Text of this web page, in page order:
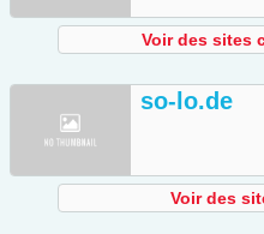
Voir des sites
so-lo.de
Voir des